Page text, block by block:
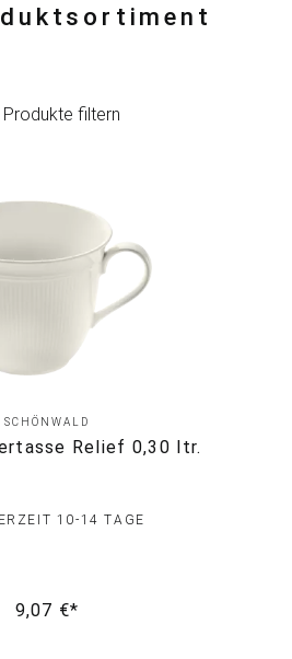
Produkte filtern
SCHÖNWALD
Relief 0,30 ltr.
10-14 TAGE
9,07 €*